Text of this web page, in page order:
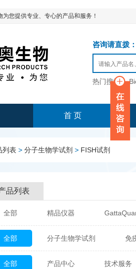
为您提供专业、专心的产品和服务！
咨询请直拨
热门搜索：
首 页
列表 > 分子生物学试剂 > FISH试剂
品列表
全部 精品仪器
Glycon Biochem Sterlitech
Echelon Biosciences Verichem
全部 分子生物学试剂 免
化学及生物化学试剂 材料学试剂
全部 产品中心 技术服务